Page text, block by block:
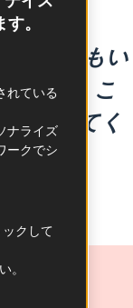
いとおもい
ょう。こ
に届けてく
。
れている
ナライズ
ークでシ
クして
。